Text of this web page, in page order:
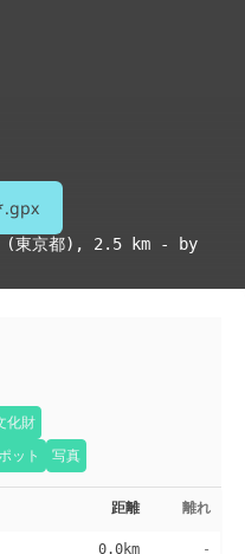
(東京都) , 2.5 km - by
化財
ット 写真
距離 離れ
0.0km -